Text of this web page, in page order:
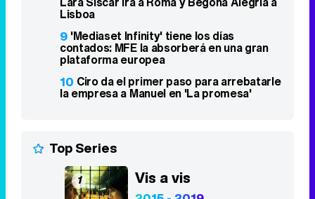
Lisboa
9 'Mediaset Infinity' tiene los días
contados: MFE la absorberá en una gran
plataforma europea
10 Ciro da el primer paso para arrebatarle
la empresa a Manuel en 'La promesa'
Top Series
1 Vis a vis